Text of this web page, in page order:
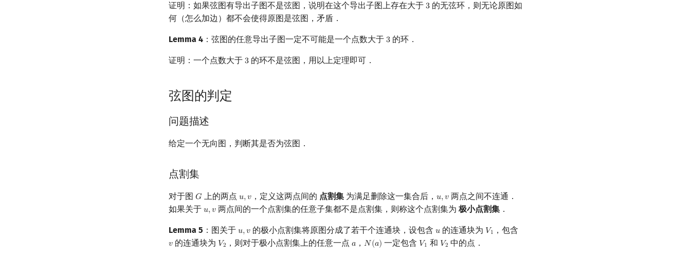
证明：如果弦图有导出子图不是弦图，说明在这个导出子图上存在大于 3
3 的无弦环，则无论原图如
何（怎么加边）都不会使得原图是弦图，矛盾．
Lemma 4 ：弦图的任意导出子图一定不可能是一个点数大于 3
3 的环．
证明：一个点数大于 3
3 的环不是弦图，用以上定理即可．
弦图的判定
问题描述
给定一个无向图，判断其是否为弦图．
点割集
对于图 𝐺
G 上的两点 𝑢,𝑣
u,v ，定义这两点间的 点割集为满足删除这一集合后， 𝑢,𝑣
u,v 两点之间不连通．
如果关于 𝑢,𝑣
u,v 两点间的一个点割集的任意子集都不是点割集，则称这个点割集为 极小点割集 ．
Lemma 5 ：图关于 𝑢,𝑣
u,v 的极小点割集将原图分成了若干个连通块，设包含 𝑢
u 的连通块为 𝑉1
V1 ，包含
𝑣
v的连通块为 𝑉2
V2 ，则对于极小点割集上的任意一点𝑎
a ，𝑁(𝑎)
N(a) 一定包含 𝑉1
V1 和 𝑉2
V2 中的点．